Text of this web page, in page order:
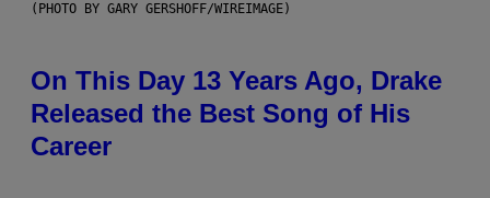
(PHOTO BY GARY GERSHOFF/WIREIMAGE)
On This Day 13 Years Ago, Drake
Released the Best Song of His
Career